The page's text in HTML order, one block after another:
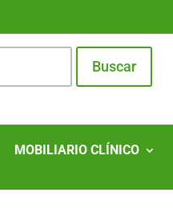
Buscar
MOBILIARIO CLÍNICO